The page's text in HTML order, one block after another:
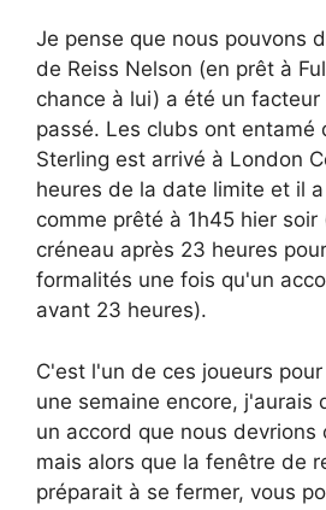
Je pense que nous pouvons
de Reiss Nelson (en prêt à
chance à lui) a été un
passé. Les clubs ont entamé
Sterling est arrivé à London
heures de la date limite et il
comme prêté à 1h45 hier
créneau après 23 heures
formalités une fois qu'un
avant 23 heures).
C'est l'un de ces joueurs
une semaine encore, j'aurais
un accord que nous devrions
mais alors que la fenêtre de
préparait à se fermer, vous